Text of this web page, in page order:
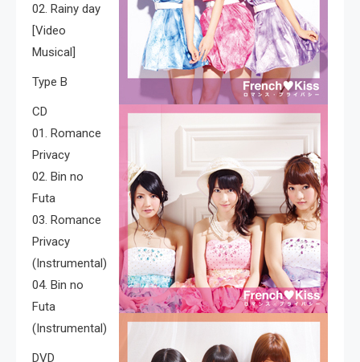
02. Rainy day
[Video
Musical]
Type B
CD
01. Romance
Privacy
02. Bin no
Futa
03. Romance
Privacy
(Instrumental)
04. Bin no
Futa
(Instrumental)
DVD